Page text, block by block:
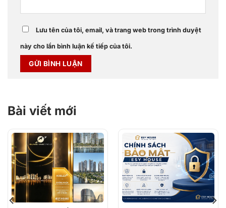
Lưu tên của tôi, email, và trang web trong trình duyệt
này cho lần bình luận kế tiếp của tôi.
Bài viết mới